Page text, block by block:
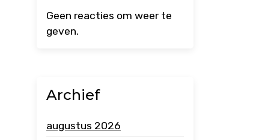
Geen reacties om weer te
geven.
Archief
augustus 2026